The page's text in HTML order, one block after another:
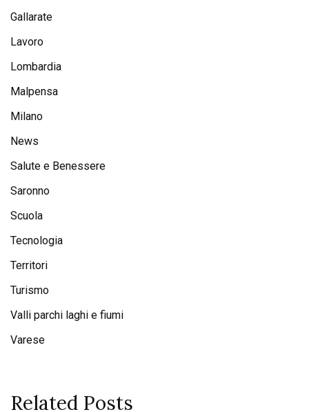
Gallarate
Lavoro
Lombardia
Malpensa
Milano
News
Salute e Benessere
Saronno
Scuola
Tecnologia
Territori
Turismo
Valli parchi laghi e fiumi
Varese
Related Posts